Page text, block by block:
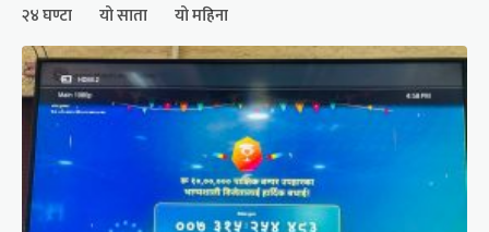
२४ घण्टा यो साता यो महिना